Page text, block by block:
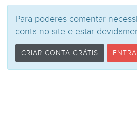
Para poderes comentar
conta no site e estar
CRIAR CONTA GRÁTIS